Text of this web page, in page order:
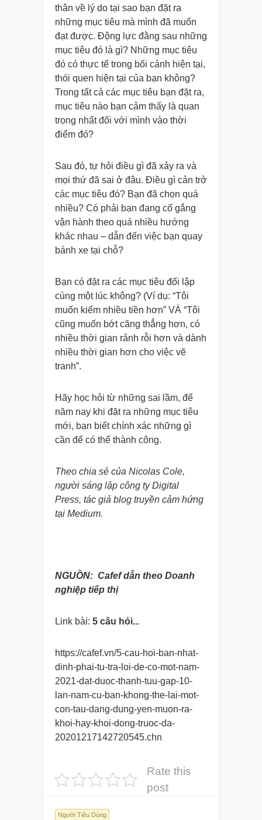
thân về lý do tại sao bạn đặt ra
những mục tiêu mà mình đã muốn
đạt được. Động lực đằng sau những
mục tiêu đó là gì? Những mục tiêu
đó có thực tế trong bối cảnh hiện tại,
thói quen hiện tại của bạn không?
Trong tất cả các mục tiêu bạn đặt ra,
mục tiêu nào bạn cảm thấy là quan
trọng nhất đối với mình vào thời
điểm đó?
Sau đó, tự hỏi điều gì đã xảy ra và
mọi thứ đã sai ở đâu. Điều gì cản trở
các mục tiêu đó? Bạn đã chọn quá
nhiều? Có phải bạn đang cố gắng
vận hành theo quá nhiều hướng
khác nhau – dẫn đến việc bạn quay
bánh xe tại chỗ?
Bạn có đặt ra các mục tiêu đối lập
cùng một lúc không? (Ví dụ: “Tôi
muốn kiếm nhiều tiền hơn” VÀ “Tôi
cũng muốn bớt căng thẳng hơn, có
nhiều thời gian rảnh rỗi hơn và dành
nhiều thời gian hơn cho việc vẽ
tranh”.
Hãy học hỏi từ những sai lầm, để
năm nay khi đặt ra những mục tiêu
mới, bạn biết chính xác những gì
cần để có thể thành công.
Theo chia sẻ của Nicolas Cole,
người sáng lập công ty Digital
Press, tác giả blog truyền cảm hứng
tại Medium.
NGUỒN: Cafef dẫn theo Doanh
nghiệp tiếp thị
Link bài: 5 câu hỏi...
https://cafef.vn/5-cau-hoi-ban-nhat-
dinh-phai-tu-tra-loi-de-co-mot-nam-
2021-dat-duoc-thanh-tuu-gap-10-
lan-nam-cu-ban-khong-the-lai-mot-
con-tau-dang-dung-yen-muon-ra-
khoi-hay-khoi-dong-truoc-da-
20201217142720545.chn
Rate this
post
Người Tiêu Dùng